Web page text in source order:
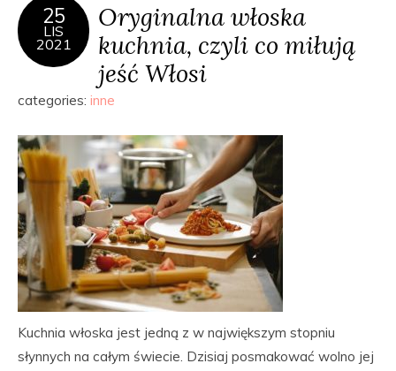
25
LIS
2021
Oryginalna włoska
kuchnia, czyli co miłują
jeść Włosi
categories: inne
Kuchnia włoska jest jedną z w największym stopniu
słynnych na całym świecie. Dzisiaj posmakować wolno jej